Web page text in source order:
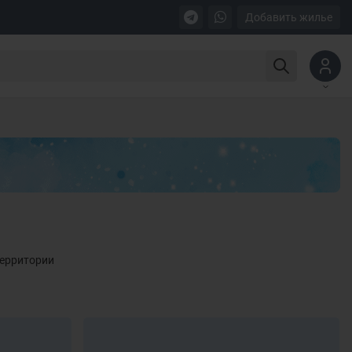
Добавить жилье